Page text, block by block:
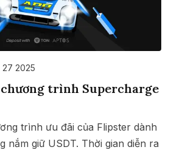
27 2025
trình Supercharge
trình ưu đãi của Flipster dành
nắm giữ USDT. Thời gian diễn ra